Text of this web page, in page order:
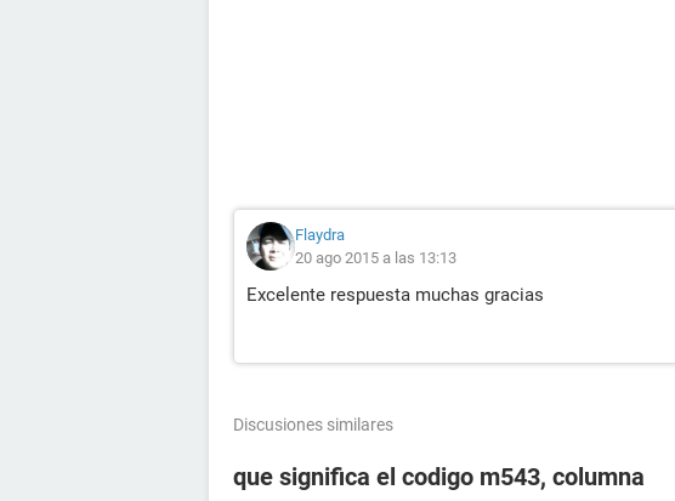
Flaydra
20 ago 2015 a las 13:13
Excelente respuesta muchas gracias
Discusiones similares
que significa el codigo m543, columna